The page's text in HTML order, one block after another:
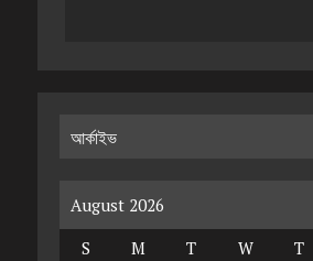
আর্কাইভ
August 2026
S
M T W T